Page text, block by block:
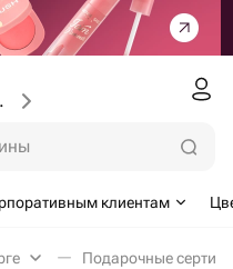
клиентам
Подарочные